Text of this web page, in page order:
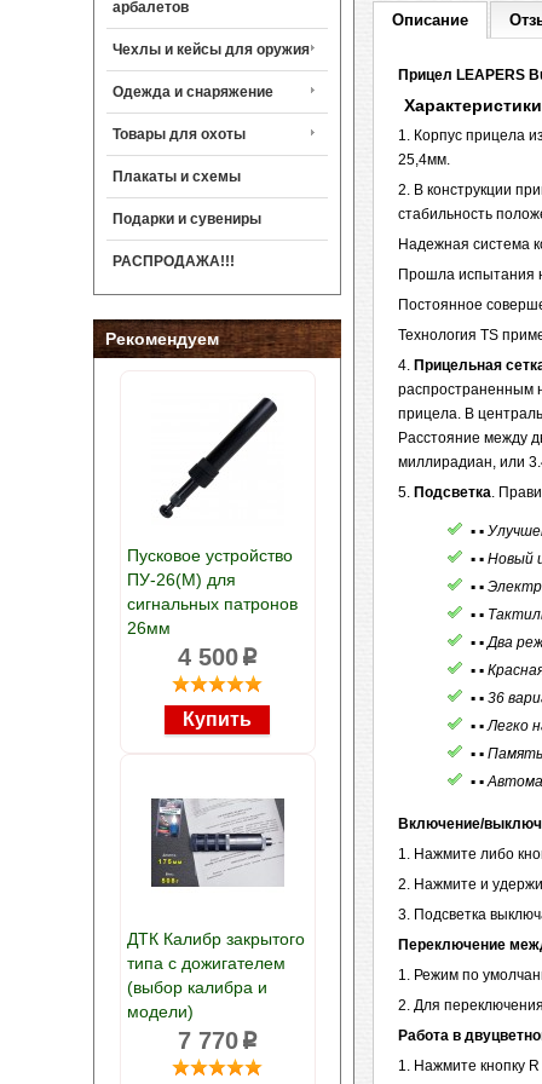
арбалетов
Чехлы и кейсы для оружия
Одежда и снаряжение
Товары для охоты
Плакаты и схемы
Подарки и сувениры
РАСПРОДАЖА!!!
Рекомендуем
Пусковое устройство
ПУ-26(М) для
сигнальных патронов
26мм
4 500p
ДТК Калибр закрытого
типа с дожигателем
(выбор калибра и
модели)
7 770p
Описание
Прицел LEAPERS
1. Корпус прицела
25,4мм.
2. В конструкции
стабильность
Надежная система
Прошла испытания
Постоянное
Технология TS
4. Прицельная
распространенным
прицела. В
Расстояние между
миллирадиан, или
5. Подсветка.
▪ ▪
▪ ▪ Новый
▪ ▪
▪ ▪
▪ ▪ Два
▪ ▪
▪ ▪ 36
▪ ▪ Легко
▪ ▪
▪ ▪
Включение/
1. Нажмите либо
2. Нажмите и
3. Подсветка
Переключение
1. Режим по
2. Для
Работа в
1. Нажмите кнопку